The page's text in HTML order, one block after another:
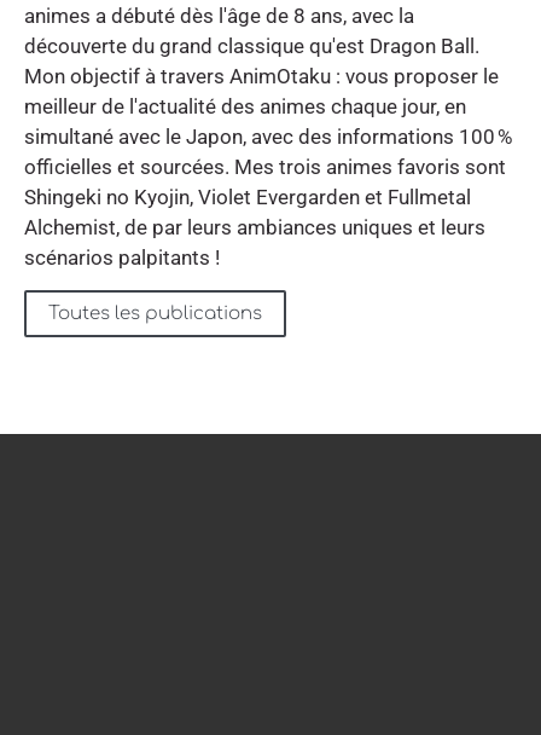
animes a débuté dès l'âge de 8 ans, avec la
découverte du grand classique qu'est Dragon Ball.
Mon objectif à travers AnimOtaku : vous proposer le
meilleur de l'actualité des animes chaque jour, en
simultané avec le Japon, avec des informations 100 %
officielles et sourcées. Mes trois animes favoris sont
Shingeki no Kyojin, Violet Evergarden et Fullmetal
Alchemist, de par leurs ambiances uniques et leurs
scénarios palpitants !
Toutes les publications